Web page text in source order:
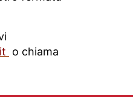
o chiama